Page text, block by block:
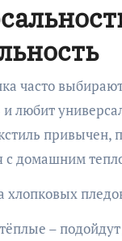
часто
и любит
привычен,
с домашним
хлопковых
–